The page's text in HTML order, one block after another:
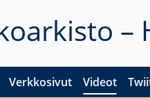
–
Verkkosivut Videot